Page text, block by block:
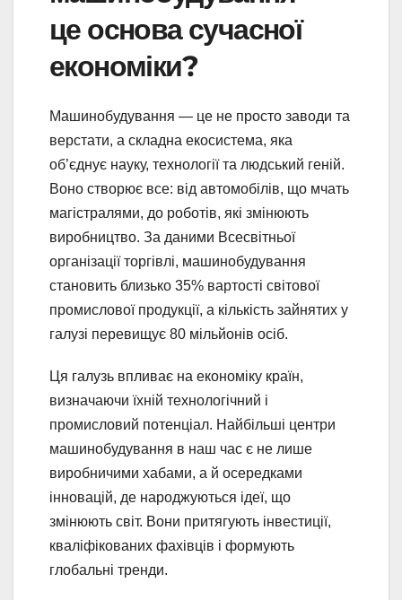
це основа сучасної
економіки?
Машинобудування — це не просто заводи та
верстати, а складна екосистема, яка
об’єднує науку, технології та людський геній.
Воно створює все: від автомобілів, що мчать
магістралями, до роботів, які змінюють
виробництво. За даними Всесвітньої
організації торгівлі, машинобудування
становить близько 35% вартості світової
промислової продукції, а кількість зайнятих у
галузі перевищує 80 мільйонів осіб.
Ця галузь впливає на економіку країн,
визначаючи їхній технологічний і
промисловий потенціал. Найбільші центри
машинобудування в наш час є не лише
виробничими хабами, а й осередками
інновацій, де народжуються ідеї, що
змінюють світ. Вони притягують інвестиції,
кваліфікованих фахівців і формують
глобальні тренди.